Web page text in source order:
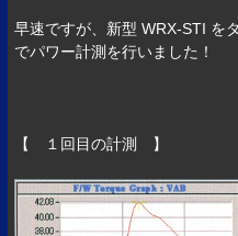
早速ですが、新型 WRX-STI を
でパワー計測を行いました！
【 １回目の計測 】